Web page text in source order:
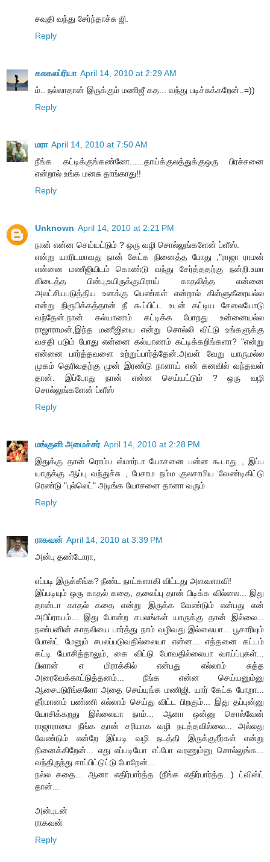
சவுதி வந்து சேர்ந்தாச்சு ஜி.
Reply
கலகலப்ரியா April 14, 2010 at 2:29 AM
ம்.. நல்லாதான் இருக்கும் மணிஜீ கத... வந்து படிச்சுக்கறேன்..=))
Reply
மரா April 14, 2010 at 7:50 AM
நீங்க கட்டிக்குங்கண்ணே......தாய்க்குலத்துக்குஒரு பிரச்சனை
என்றால் உங்க மனசு தாங்காது!!
Reply
Unknown April 14, 2010 at 2:21 PM
நான் என்ன செய்யட்டும் ? ஒரு வழி சொல்லுங்களேன் ப்ளீஸ்.
என்று யாரிடமாவது நான் கேட்க நினைத்த போது ,"ராஜா ராமன்
என்னை மணீஜியிடம் கொண்டு வந்து சேர்த்ததற்கு நன்றி.உமா
கிடைத்த பின்பு,உயிருக்குயிராய் காதலித்த என்னை
அலட்சியபடுத்திய உனக்கு பெண்கள் என்றால் கிள்ளுகீரையல்ல
என்று நிரூபிக்கத்தான் நீ கூப்பிட்ட உடன் கட்டிய சேலையோடு
வந்தேன்.நான் கல்யாணம் கட்டிக்க போறது உன்னையல்ல
ராஜாராமன்,இந்த மணீஜியை என்று சொல்லி விட்டு உங்களுக்கு
வசதி படும் போது என்னை கல்யாணம் கட்டிக்கறிங்களா? "என்று
என்னை பார்த்தவளை உற்றுப்பார்த்தேன்.அவள் வேறு யாருமல்ல
முகம் தெரிவதற்கு முன் இரண்டு நாளாய் என் கனவில் வந்தவள்
தான். இப்போது நான் என்ன செய்யட்டும் ? ஒரு வழி
சொல்லுங்களேன் ப்ளீஸ்
Reply
மங்குனி அமைச்சர் April 14, 2010 at 2:28 PM
இதுக்கு தான் ரொம்ப ஸ்மார்டா யோசனை பன்ன கூடாது , இப்ப
யாருக்கு ஆப்பு வந்துச்சு , பேசாம நம்ம குலசாமிய வேண்டிகிட்டு
ரெண்டு "புல்லெட்" அடிங்க யோசனை தானா வரும்
Reply
ராகவன் April 14, 2010 at 3:39 PM
அன்பு தண்டோரா,
எப்படி இருக்கீங்க? நீண்ட நாட்களாகி விட்டது அளவளாவி!
இப்படியும் ஒரு காதல் கதை, தலைப்பு தான் பிடிக்க வில்லை... இது
தான்டா காதல் கதை என்று இருக்க வேண்டும் என்பது என்
அபிப்ராயம்... இது போன்ற சபலங்கள் யாருக்கு தான் இல்லை...
நண்பனின் காதலியை பார்த்து நாம் வழிவது இல்லையா... பூசாரியும்
போஸ்ட் மேனும் சபலப்படுவதில்லையா என்ன... எத்தனை கட்டம்
கட்டி யோசித்தாலும், கை விட்டு போவதில்லையா வாய்ப்புகள்...
பிளான் எ மிராக்கில் என்பது எல்லாம் சுத்த
அரைவேக்காட்டுத்தனம்... நீங்க என்ன செய்யனும்னு
ஆசைபடுரீங்களோ அதை செய்யுங்க மணிஜி. யார் கேட்க போறா...
தீர்மானம் பண்ணி எல்லாம் செய்து விட்ட பிறகும்... இது தப்புன்னு
யோசிக்கறது இல்லையா நாம்... ஆனா ஒன்னு சொல்வேன்
ராஜாராமை நீங்க தான் சரியாக வழி நடத்தவில்லை... அல்லது
வேண்டும் என்றே இப்படி வழி நடத்தி இருக்குறீர்கள் என்று
நினைக்கிறேன்... எது எப்படியோ எப்போ வரணும்னு சொல்லுங்க...
வந்திருந்து சாப்பிட்டுட்டு போறேன்...
நல்ல கதை... ஆனா எதிர்பார்த்த (நீங்க எதிர்பார்த்த...) ட்விஸ்ட்
தான்...
அன்புடன்
ராகவன்
Reply